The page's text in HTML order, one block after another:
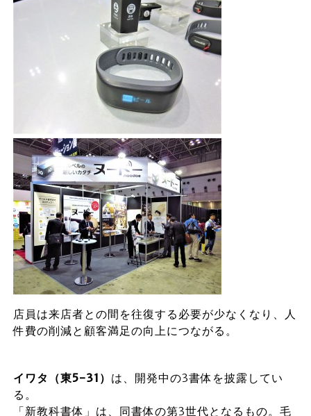
店員は来店者との間を往復する必要が少なくなり、人
件費の削減と顧客満足の向上につながる。
イワタ（東5-31 ） は、開発中の3書体を披露してい
る。
「新教科書体」は、同書体の第3世代となるもの。毛